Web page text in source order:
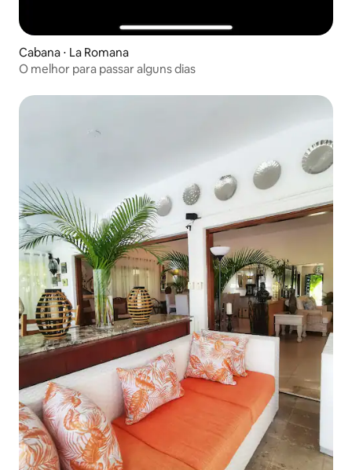
Cabana ⋅ La Romana
O melhor para passar alguns dias